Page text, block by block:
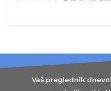
Vaš preglednik